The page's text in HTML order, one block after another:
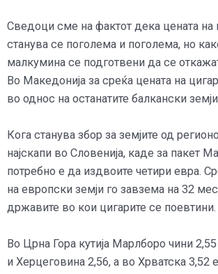
Сведоци сме на фактот дека цената на
станува се поголема и поголема, но
малкумина се подготвени да се
Во Македонија за среќа цената на
во однос на останатите балкански
Кога станува збор за земјите од
најскапи во Словенија, каде за пакет
потребно е да издвоите четири евра.
на европски земји го завзема на 32
државите во кои цигарите се поевтини.
Во Црна Гора кутија Марлборо чини
и Херцеговина 2,56, а во Хрватска 3,52